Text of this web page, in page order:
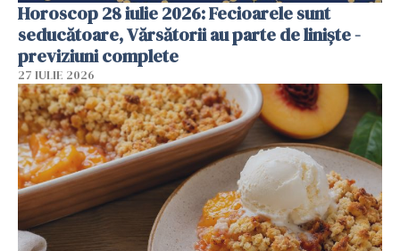
Horoscop 28 iulie 2026: Fecioarele sunt
seducătoare, Vărsătorii au parte de liniște -
previziuni complete
27 IULIE 2026